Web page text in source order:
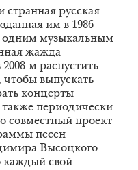
странная русская
им в 1986
одним музыкальным
жажда
м распустить
выпускать
концерты
периодически
совместный проект
песен
Высоцкого
каждый свой